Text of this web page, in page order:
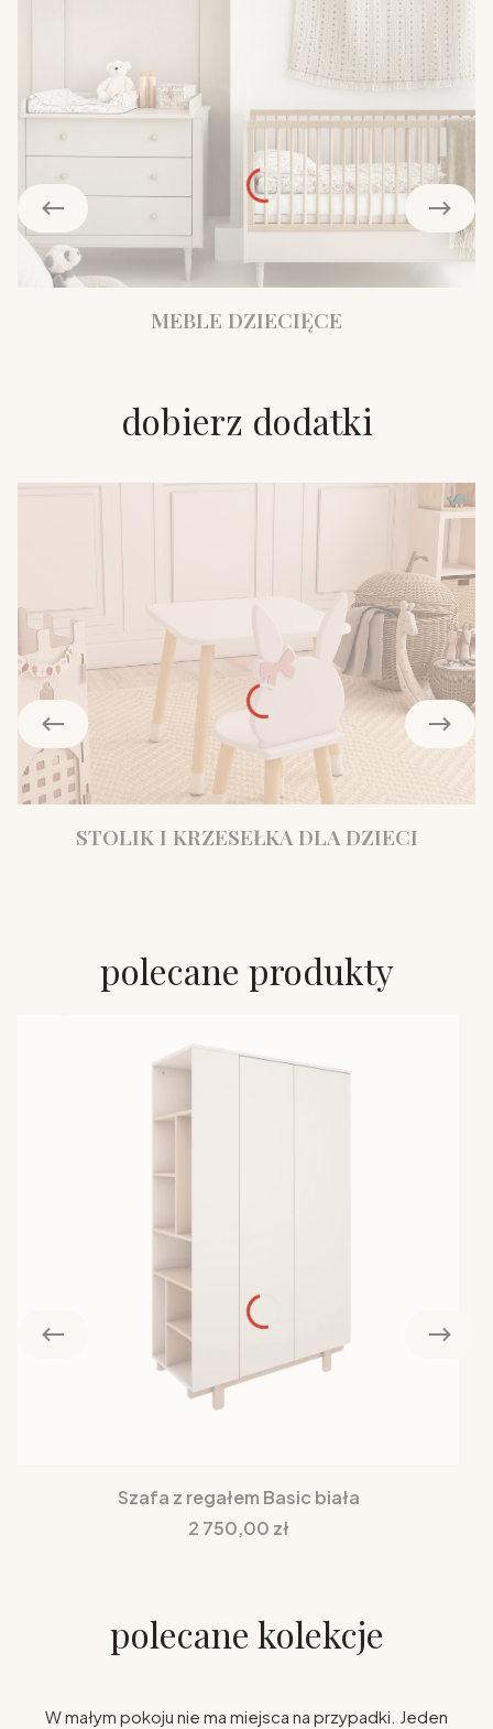
MEBLE DZIECIĘCE
dobierz dodatki
STOLIK I KRZESEŁKA DLA DZIECI
polecane produkty
Szafa z regałem Basic biała
Cena
2 750,00 zł
polecane kolekcje
W małym pokoju nie ma miejsca na przypadki. Jeden